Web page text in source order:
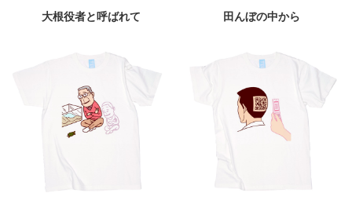
大根役者と呼ばれて 田んぼの中から